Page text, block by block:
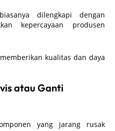
dilengkapi dengan
kepercayaan produsen
kualitas dan daya
atau Ganti
yang jarang rusak